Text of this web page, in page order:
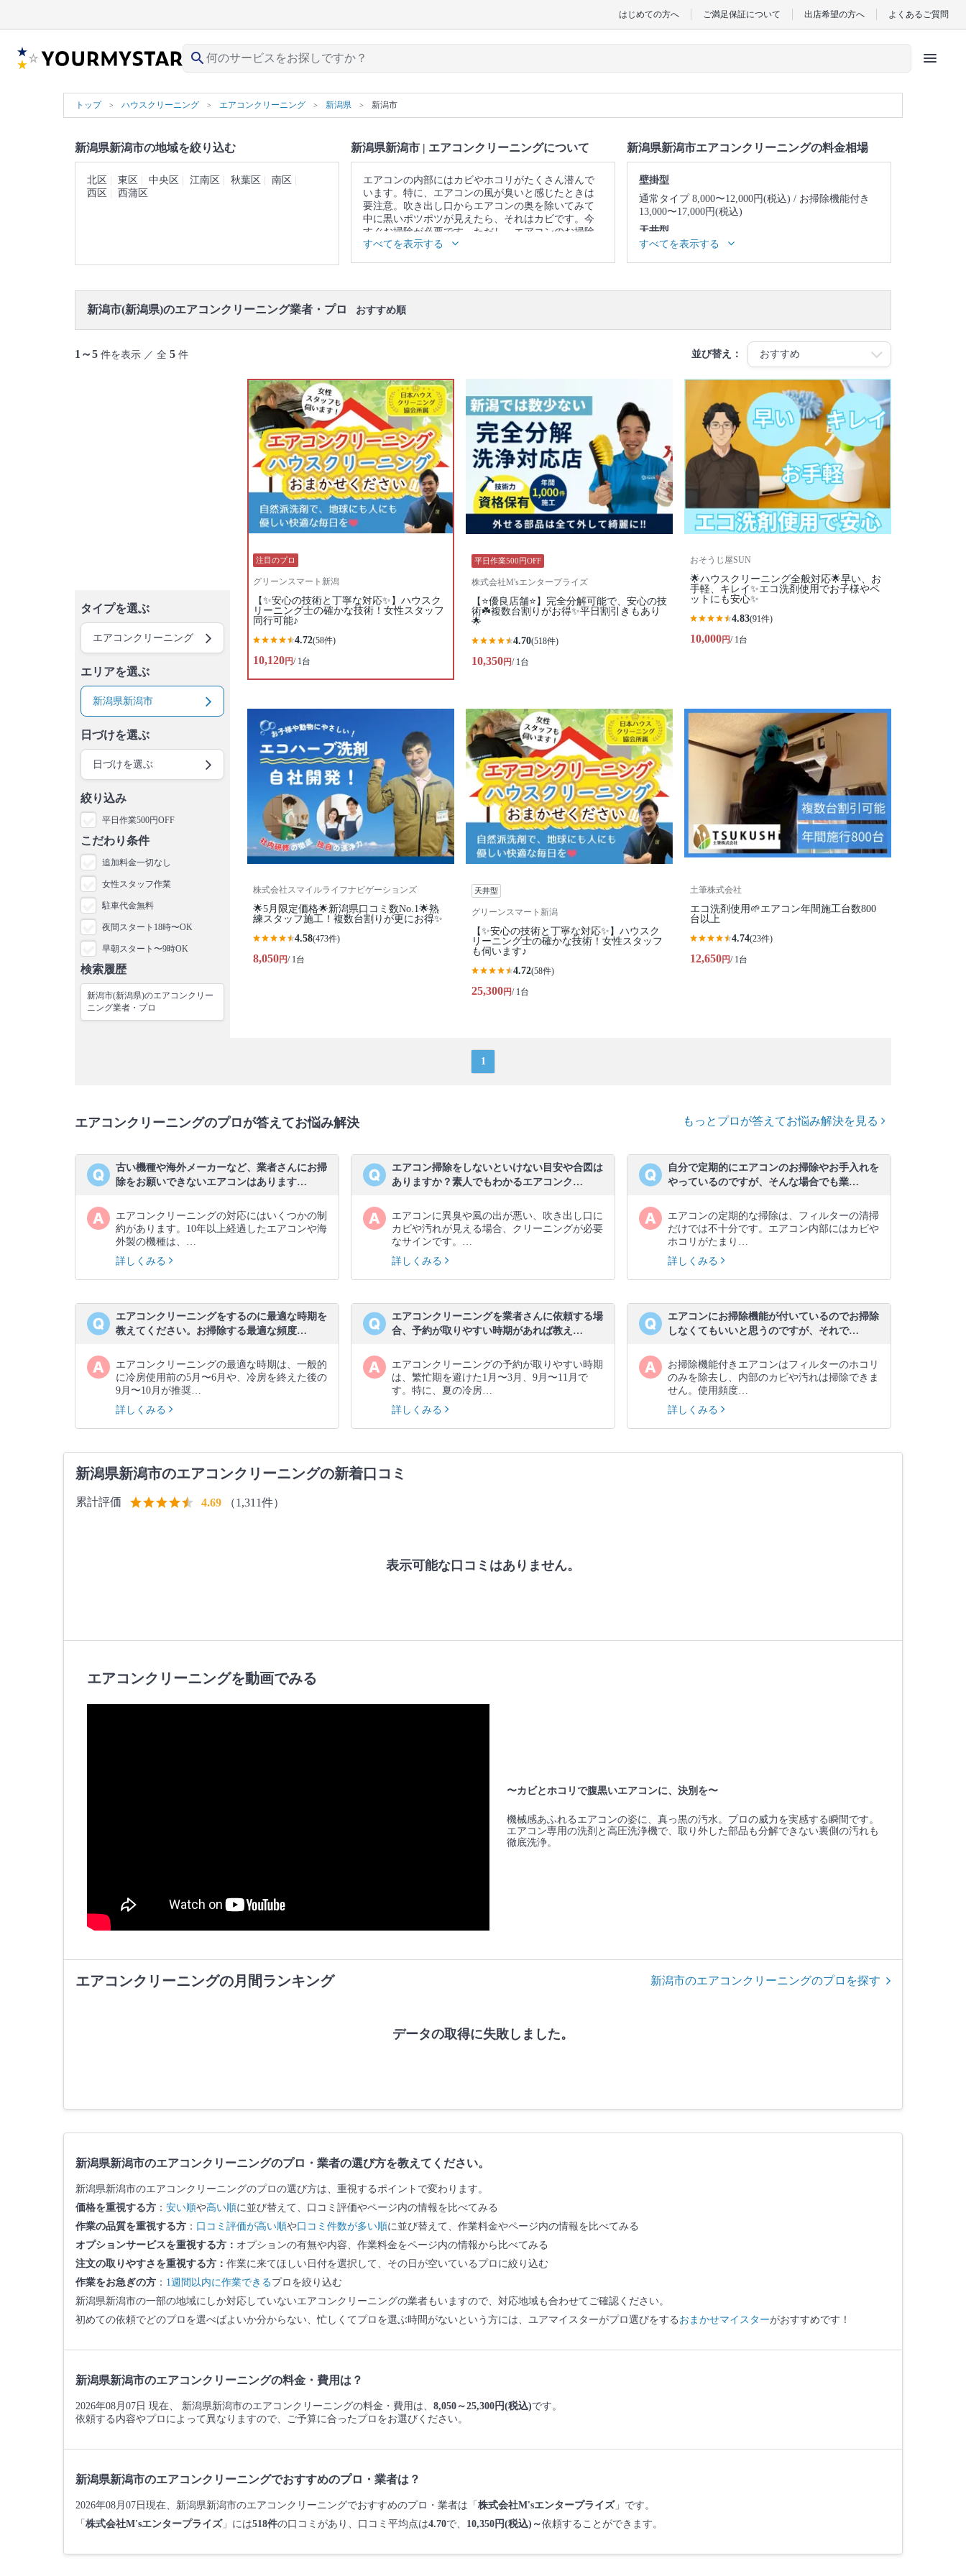
はじめての方へ ご満足保証について 出店希望の方へ よくあるご質問
search menu
トップ ハウスクリーニング エアコンクリーニング 新潟県 新潟市
新潟県新潟市の地域を絞り込む
北区 東区 中央区 江南区 秋葉区
南区
西区
西蒲区
新潟県新潟市 | エアコンクリーニングについて
エアコンの内部にはカビやホコリがたくさん潜んで
います。特に、エアコンの風が臭いと感じたときは
要注意。吹き出し口からエアコンの奥を除いてみて
中に黒いポツポツが見えたら、それはカビです。今
すぐお掃除が必要です。ただし、エアコンのお掃除
はフィルターをキレイにして終わりではありませ
洗浄してくれるのが、プロのエアコンクリーニング
中から、あなたの条件にあったプロに出会ってくだ
さい。口コミ・写真・日程・料金からあなたにあっ
たプロがきっと見つかります。
▼表示価格に含まれるエアコンクリーニングの作業
範囲
エアコン内部の高圧洗浄 / 外装カバー / フィン（熱交
換器） / ファン / フィルター / ドレンパン / 作業場所
の簡易清掃 / 業務用タイプと家庭用タイプは共通料金
口コミもご参照ください。
※本ページでは一部プロモーションを含む場合があ
ります。
すべてを表示する
新潟県新潟市エアコンクリーニングの料金相場
壁掛型
通常タイプ 8,000〜12,000円(税込)
お掃除機能付き
13,000〜17,000円(税込)
天井型
天井埋め込み型1方向 23,000〜27,000円(税込)
埋め込み型2方向 25,000〜29,000円(税込)
天井埋め
23,000〜27,000円(税込)
すべてを表示する
新潟市(新潟県)のエアコンクリーニング業者・プロ おすすめ順
1～5 件を表示 ／ 全 5 件 並び替え：
タイプを選ぶ
エアコンクリーニング
エリアを選ぶ
新潟県新潟市
日づけを選ぶ
日づけを選ぶ
絞り込み
平日作業500円OFF
こだわり条件
追加料金一切なし
女性スタッフ作業
駐車代金無料
夜間スタート18時〜OK
早朝スタート〜9時OK
検索履歴
新潟市(新潟県)のエアコンクリー
ニング業者・プロ
注目のプロ
グリーンスマート新潟
【✨安心の技術と丁寧な対応✨】ハウスク
リーニング士の確かな技術！女性スタッフ
同行可能♪
4.72(58件)
10,120円/ 1台
平日作業500円OFF
株式会社M'sエンタープライズ
【⭐️優良店舗⭐️】完全分解可能で、安心の技
術☘️複数台割りがお得✨平日割引きもあり
🌟
4.70(518件)
10,350円/ 1台
おそうじ屋SUN
🌟ハウスクリーニング全般対応🌟早い、お
手軽、キレイ✨エコ洗剤使用でお子様やペ
ットにも安心✨
4.83(91件)
10,000円/ 1台
株式会社スマイルライフナビゲーションズ
🌟5月限定価格🌟新潟県口コミ数No.1🌟熟
練スタッフ施工！複数台割りが更にお得✨
4.58(473件)
8,050円/ 1台
天井型
グリーンスマート新潟
【✨安心の技術と丁寧な対応✨】ハウスク
リーニング士の確かな技術！女性スタッフ
も伺います♪
4.72(58件)
25,300円/ 1台
土筆株式会社
エコ洗剤使用🌱エアコン年間施工台数800
台以上
4.74(23件)
12,650円/ 1台
1
エアコンクリーニングのプロが答えてお悩み解決 もっとプロが答えてお悩み解決を見る
古い機種や海外メーカーなど、業者さんにお掃
除をお願いできないエアコンはあります…
エアコンクリーニングの対応にはいくつかの制
約があります。10年以上経過したエアコンや海
外製の機種は、…
詳しくみる
エアコン掃除をしないといけない目安や合図は
ありますか？素人でもわかるエアコンク…
エアコンに異臭や風の出が悪い、吹き出し口に
カビや汚れが見える場合、クリーニングが必要
なサインです。…
詳しくみる
自分で定期的にエアコンのお掃除やお手入れを
やっているのですが、そんな場合でも業…
エアコンの定期的な掃除は、フィルターの清掃
だけでは不十分です。エアコン内部にはカビや
ホコリがたまり…
詳しくみる
エアコンクリーニングをするのに最適な時期を
教えてください。お掃除する最適な頻度…
エアコンクリーニングの最適な時期は、一般的
に冷房使用前の5月〜6月や、冷房を終えた後の
9月〜10月が推奨…
詳しくみる
エアコンクリーニングを業者さんに依頼する場
合、予約が取りやすい時期があれば教え…
エアコンクリーニングの予約が取りやすい時期
は、繁忙期を避けた1月〜3月、9月〜11月で
す。特に、夏の冷房…
詳しくみる
エアコンにお掃除機能が付いているのでお掃除
しなくてもいいと思うのですが、それで…
お掃除機能付きエアコンはフィルターのホコリ
のみを除去し、内部のカビや汚れは掃除できま
せん。使用頻度…
詳しくみる
新潟県新潟市のエアコンクリーニングの新着口コミ
累計評価 4.69 （1,311件）
表示可能な口コミはありません。
エアコンクリーニングを動画でみる
〜カビとホコリで腹黒いエアコンに、決別を〜
機械感あふれるエアコンの姿に、真っ黒の汚水。プロの威力を実感する瞬間です。
エアコン専用の洗剤と高圧洗浄機で、取り外した部品も分解できない裏側の汚れも
徹底洗浄。
エアコンクリーニングの月間ランキング 新潟市のエアコンクリーニングのプロを探す
データの取得に失敗しました。
新潟県新潟市のエアコンクリーニングのプロ・業者の選び方を教えてください。
新潟県新潟市のエアコンクリーニングのプロの選び方は、重視するポイントで変わります。
価格を重視する方 ： 安い順や高い順に並び替えて、口コミ評価やページ内の情報を比べてみる
作業の品質を重視する方 ： 口コミ評価が高い順や口コミ件数が多い順に並び替えて、作業料金やページ内の情報を比べてみる
オプションサービスを重視する方： オプションの有無や内容、作業料金をページ内の情報から比べてみる
注文の取りやすさを重視する方： 作業に来てほしい日付を選択して、その日が空いているプロに絞り込む
作業をお急ぎの方 ： 1週間以内に作業できるプロを絞り込む
新潟県新潟市の一部の地域にしか対応していないエアコンクリーニングの業者もいますので、対応地域も合わせてご確認ください。
初めての依頼でどのプロを選べばよいか分からない、忙しくてプロを選ぶ時間がないという方には、ユアマイスターがプロ選びをする おまかせマイスターがおすすめです！
新潟県新潟市のエアコンクリーニングの料金・費用は？
2026年08月07日 現在、 新潟県新潟市のエアコンクリーニングの料金・費用は、 8,050～25,300円(税込)です。
依頼する内容やプロによって異なりますので、ご予算に合ったプロをお選びください。
新潟県新潟市のエアコンクリーニングでおすすめのプロ・業者は？
2026年08月07日現在、新潟県新潟市のエアコンクリーニングでおすすめのプロ・業者は「 株式会社M'sエンタープライズ」です。
「 株式会社M'sエンタープライズ」には518件の口コミがあり、口コミ平均点は4.70で、 10,350円(税込)～依頼することができます。